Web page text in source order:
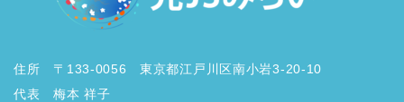
住所 〒133-0056 東京都江戸川区南小岩3-20-10
代表 梅本 祥子